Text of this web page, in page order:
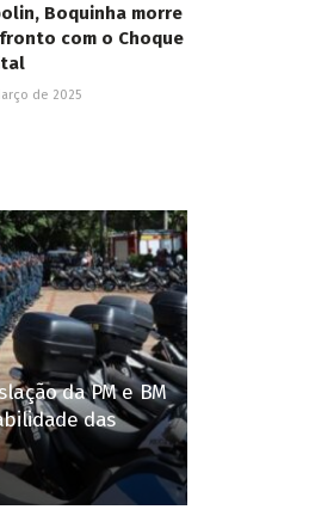
Boquinha morre
com o Choque
de 2025
da PM e BM
das